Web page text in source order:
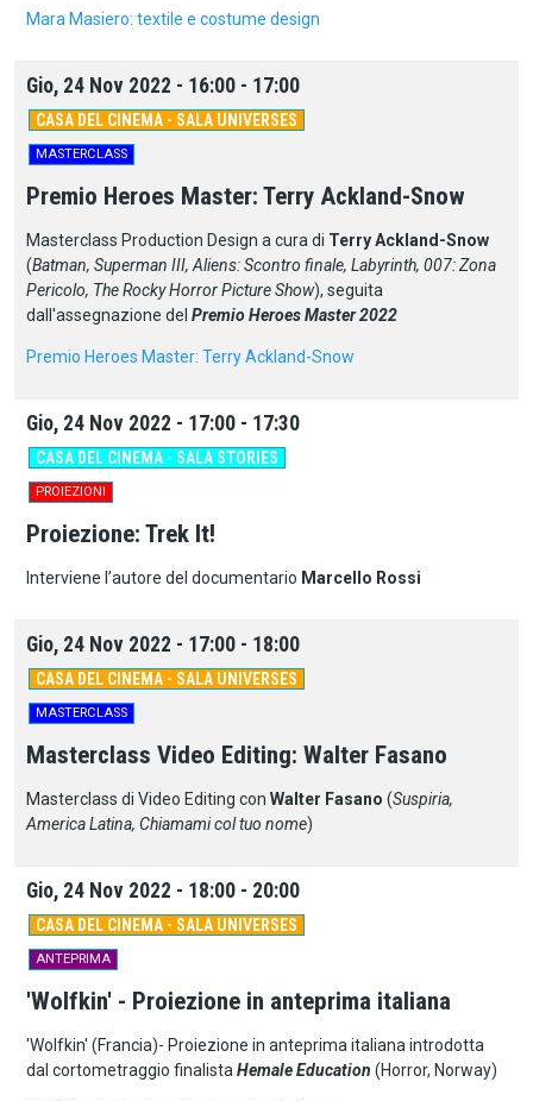
Mara Masiero: textile e costume design
Gio, 24 Nov 2022 - 16:00 - 17:00
CASA DEL CINEMA - SALA UNIVERSES
MASTERCLASS
Premio Heroes Master: Terry Ackland-Snow
Masterclass Production Design a cura di Terry Ackland-Snow
(Batman, Superman III, Aliens: Scontro finale, Labyrinth, 007: Zona
Pericolo, The Rocky Horror Picture Show), seguita
dall'assegnazione delPremio Heroes Master 2022
Premio Heroes Master: Terry Ackland-Snow
Gio, 24 Nov 2022 - 17:00 - 17:30
CASA DEL CINEMA - SALA STORIES
PROIEZIONI
Proiezione: Trek It!
Interviene l’autore del documentario Marcello Rossi
Gio, 24 Nov 2022 - 17:00 - 18:00
CASA DEL CINEMA - SALA UNIVERSES
MASTERCLASS
Masterclass Video Editing: Walter Fasano
Masterclass di Video Editing conWalter Fasano (Suspiria,
America Latina, Chiamami col tuo nome)
Gio, 24 Nov 2022 - 18:00 - 20:00
CASA DEL CINEMA - SALA UNIVERSES
ANTEPRIMA
'Wolfkin' - Proiezione in anteprima italiana
'Wolfkin' (Francia)- Proiezione in anteprima italiana introdotta
dal cortometraggio finalistaHemale Education (Horror, Norway)